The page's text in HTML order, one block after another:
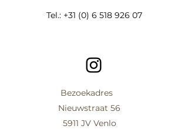
Tel.: +31 (0) 6 518 926 07
Bezoekadres
Nieuwstraat 56
5911 JV Venlo